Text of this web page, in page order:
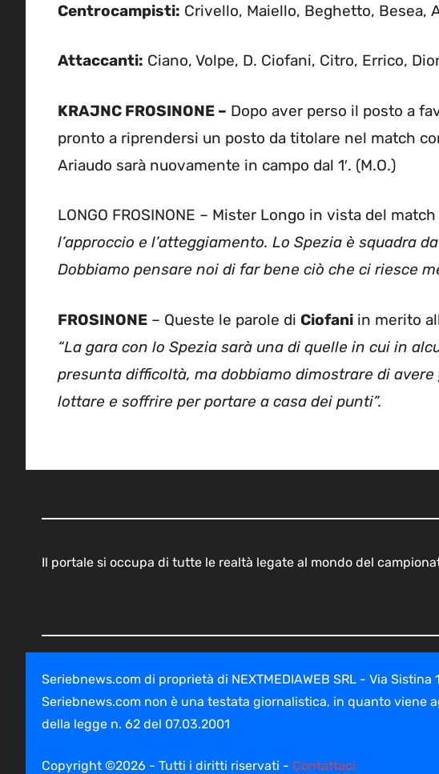
Centrocampisti: Crivello, Maiello, Beghetto, Besea,
Attaccanti: Ciano, Volpe, D. Ciofani, Citro, Errico,
KRAJNC FROSINONE – Dopo aver perso il posto a
pronto a riprendersi un posto da titolare nel match
Ariaudo sarà nuovamente in campo dal 1′. (M.O.)
LONGO FROSINONE – Mister Longo in vista del
l’approccio e l’atteggiamento. Lo Spezia è squadra
Dobbiamo pensare noi di far bene ciò che ci riesce
FROSINONE – Queste le parole di Ciofani in merito
“La gara con lo Spezia sarà una di quelle in cui in
presunta difficoltà, ma dobbiamo dimostrare di
lottare e soffrire per portare a casa dei punti”.
Il portale si occupa di tutte le realtà legate al mondo del
Seriebnews.com di proprietà di NEXTMEDIAWEB SRL - Via
Seriebnews.com non è una testata giornalistica, in quanto viene
della legge n. 62 del 07.03.2001
Copyright ©2026 - Tutti i diritti riservati - Contattaci